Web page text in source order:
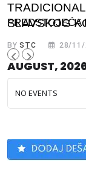
SLAVSKOG
BYSTC 28/11/
PREDSTOJEĆA
AUGUST,
NO EVENTS